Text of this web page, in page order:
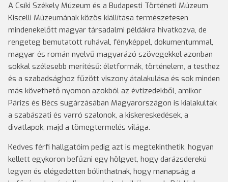
A Csíki Székely Múzeum és a Budapesti Történeti Múzeum
Kiscelli Múzeumának közös kiállítása természetesen
mindenekelőtt magyar társadalmi példákra hivatkozva, de
rengeteg bemutatott ruhával, fényképpel, dokumentummal,
magyar és román nyelvű magyarázó szövegekkel azonban
sokkal szélesebb merítésű: életformák, történelem, a testhez
és a szabadsághoz fűzött viszony átalakulása és sok minden
más követhető nyomon azokból az évtizedekből, amikor
Párizs és Bécs sugárzásában Magyarországon is kialakultak
a szabászati és varró szalonok, a kiskereskedések, a
divatlapok, majd a tömegtermelés világa.
Kedves férfi hallgatóim pedig azt is megtekinthetik, hogyan
kellett egykoron befűzni egy hölgyet, hogy darázsderekú
legyen és elégedetten bólinthatnak, hogy manapság a